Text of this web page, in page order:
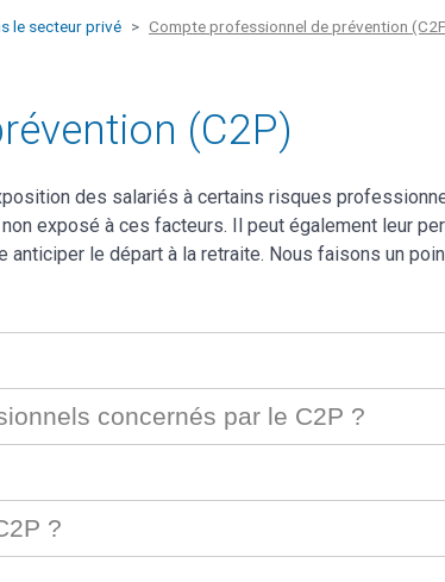
le secteur privé Compte professionnel de prévention
(C2P)
des salariés à certains risques
exposé à ces facteurs. Il peut également leur
le départ à la retraite. Nous faisons un
concernés par le C2P ?
?